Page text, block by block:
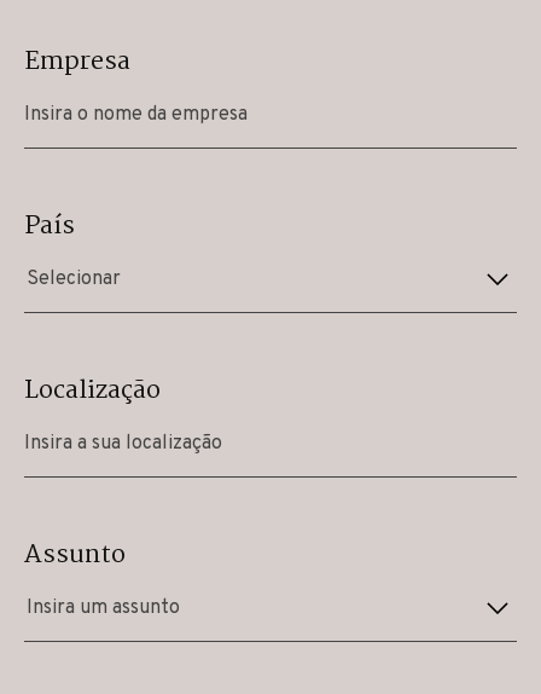
Empresa
País
Selecionar
Localização
Assunto
Insira um assunto